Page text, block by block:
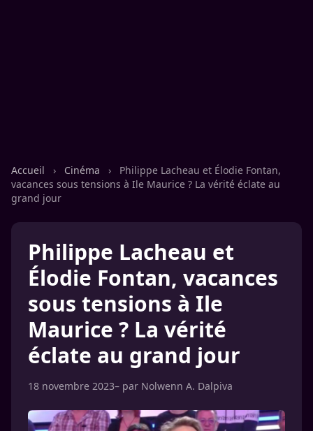
Accueil › Cinéma ›
Philippe Lacheau et Élodie Fontan,
vacances sous tensions à Ile Maurice ? La vérité éclate au
grand jour
Philippe Lacheau et
Élodie Fontan, vacances
sous tensions à Ile
Maurice ? La vérité
éclate au grand jour
18 novembre 2023– par Nolwenn A. Dalpiva